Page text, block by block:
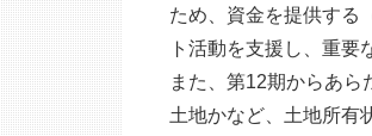
ため、資金を提供する
ト活動を支援し、重要
また、第12期からあ
土地かなど、土地所有